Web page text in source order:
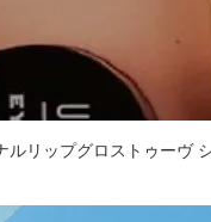
ルリップグロストゥーヴ